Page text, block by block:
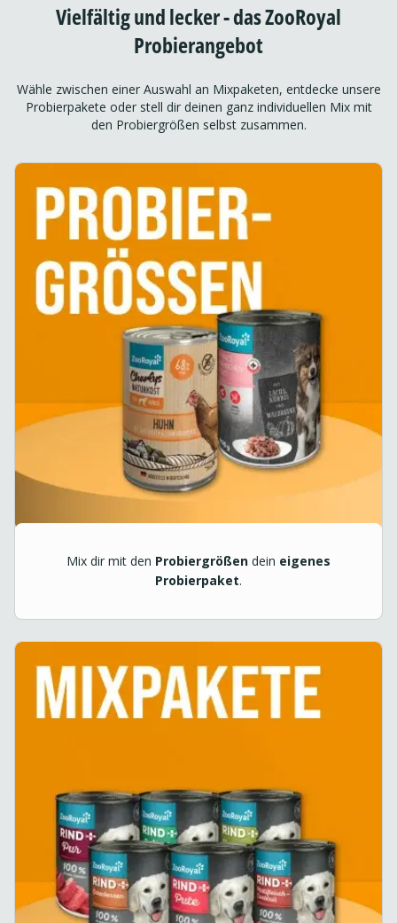
Vielfältig und lecker - das ZooRoyal
Probierangebot
Wähle zwischen einer Auswahl an Mixpaketen, entdecke unsere
Probierpakete oder stell dir deinen ganz individuellen Mix mit
den Probiergrößen selbst zusammen.
Mix dir mit den Probiergrößen dein eigenes
Probierpaket.